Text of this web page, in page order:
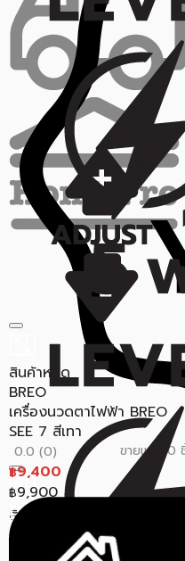
สินค้าหมด
OYEET
เครื่องนวด OYEET NEX PRO
สินค้าหมด
BREO
เครื่องนวดตาไฟฟ้า BREO
SEE 7 สีเทา
0.0 (0) ขายแล้ว 0
฿9,400
฿9,900
ราคาสุดท้าย* ฿8,342